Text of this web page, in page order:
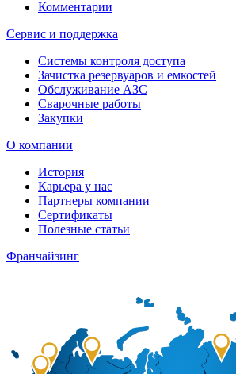
Комментарии
Сервис и поддержка
Системы контроля доступа
Зачистка резервуаров и емкостей
Обслуживание АЗС
Сварочные работы
Закупки
О компании
История
Карьера у нас
Партнеры компании
Сертификаты
Полезные статьи
Франчайзинг